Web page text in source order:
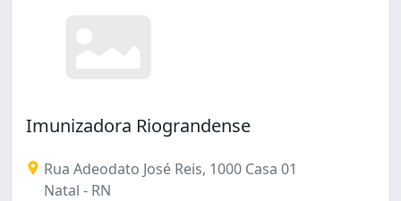
Imunizadora Riograndense
Rua Adeodato José Reis, 1000 Casa 01
Natal - RN